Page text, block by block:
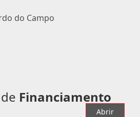
do Campo
Financiamento
Abrir